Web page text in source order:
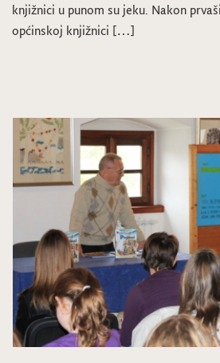
knjižnici u punom su jeku. Nakon
općinskoj knjižnici […]